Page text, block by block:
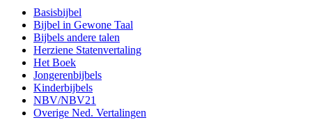
Basisbijbel
Bijbel in Gewone Taal
Bijbels andere talen
Herziene Statenvertaling
Het Boek
Jongerenbijbels
Kinderbijbels
NBV/NBV21
Overige Ned. Vertalingen